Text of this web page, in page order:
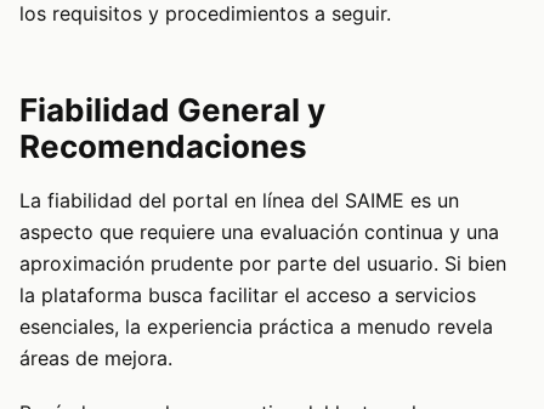
los requisitos y procedimientos a seguir.
Fiabilidad General y
Recomendaciones
La fiabilidad del portal en línea del SAIME es un
aspecto que requiere una evaluación continua y una
aproximación prudente por parte del usuario. Si bien
la plataforma busca facilitar el acceso a servicios
esenciales, la experiencia práctica a menudo revela
áreas de mejora.